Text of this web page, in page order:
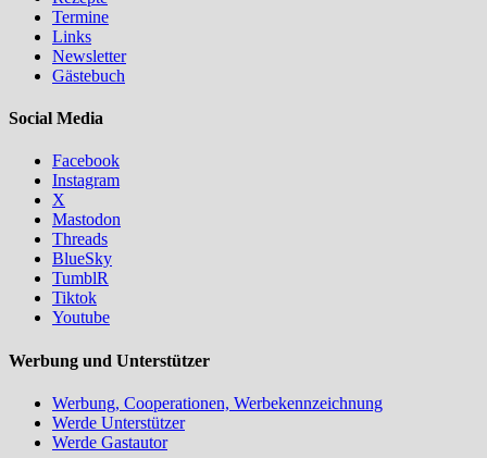
Termine
Links
Newsletter
Gästebuch
Social Media
Facebook
Instagram
X
Mastodon
Threads
BlueSky
TumblR
Tiktok
Youtube
Werbung und Unterstützer
Werbung, Cooperationen, Werbekennzeichnung
Werde Unterstützer
Werde Gastautor